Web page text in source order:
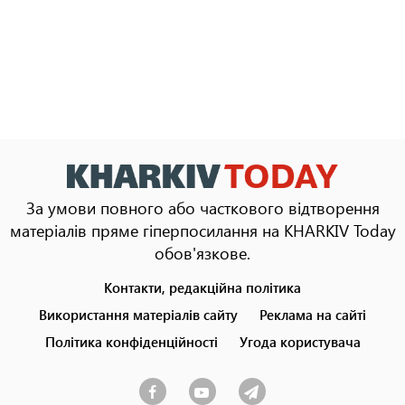
За умови повного або часткового відтворення
матеріалів пряме гіперпосилання на KHARKIV Today
обов'язкове.
menu
Контакти, редакційна політика
Використання матеріалів сайту
Реклама на сайті
Політика конфіденційності
Угода користувача